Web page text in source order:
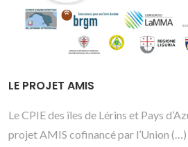
LE PROJET AMIS
Le CPIE des îles de Lérins et Pays
projet AMIS cofinancé par l’Union (…)